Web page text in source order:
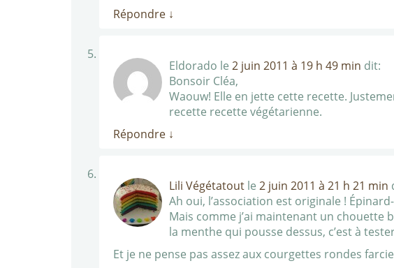
Répondre ↓
Eldorado le 2 juin 2011 à 19 h 49 min dit:
Bonsoir Cléa,
Waouw! Elle en jette cette recette.
recette recette végétarienne.
Répondre ↓
Lili Végétatout le 2 juin 2011 à 21 h 21 min
Ah oui, l’association est originale !
Mais comme j’ai maintenant un
la menthe qui pousse dessus, c’est à
Et je ne pense pas assez aux courgettes rondes